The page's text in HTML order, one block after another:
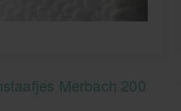
Merbach 200